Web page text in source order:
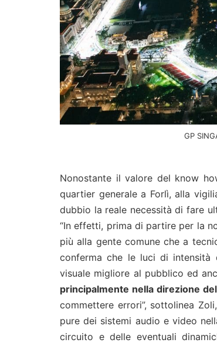
GP
Nonostante il valore del know
quartier generale a Forlì, alla
dubbio la reale necessità di fare
“In effetti, prima di partire per la
più alla gente comune che a
conferma che le luci di intensità
visuale migliore al pubblico ed
principalmente nella direzione
commettere errori”, sottolinea
pure dei sistemi audio e video
circuito e delle eventuali